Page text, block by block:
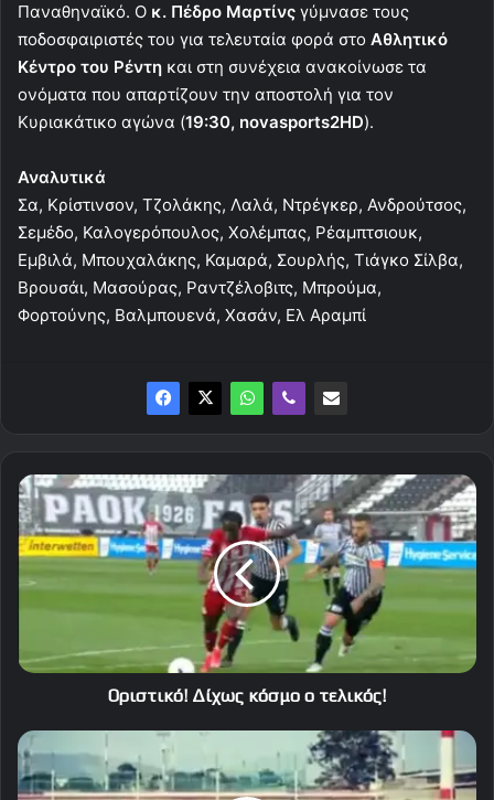
Παναθηναϊκό. Ο κ. Πέδρο Μαρτίνς γύμνασε τους
ποδοσφαιριστές του για τελευταία φορά στο Αθλητικό
Κέντρο του Ρέντη και στη συνέχεια ανακοίνωσε τα
ονόματα που απαρτίζουν την αποστολή για τον
Κυριακάτικο αγώνα (19:30, novasports2HD).
Αναλυτικά
Σα, Κρίστινσον, Τζολάκης, Λαλά, Ντρέγκερ, Ανδρούτσος,
Σεμέδο, Καλογερόπουλος, Χολέμπας, Ρέαμπτσιουκ,
Εμβιλά, Μπουχαλάκης, Καμαρά, Σουρλής, Τιάγκο Σίλβα,
Βρουσάι, Μασούρας, Ραντζέλοβιτς, Μπρούμα,
Φορτούνης, Βαλμπουενά, Χασάν, Ελ Αραμπί
Οριστικό!
Δίχως
κόσμο
ο
τελικός!
Οριστικό! Δίχως κόσμο ο τελικός!
Τρομερή
εκτέλεση
φάουλ